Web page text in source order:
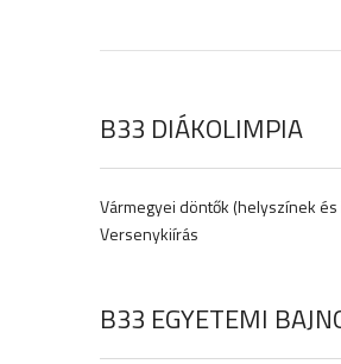
B33 DIÁKOLIMPIA
Vármegyei döntők (helyszínek
Versenykiírás
B33 EGYETEMI